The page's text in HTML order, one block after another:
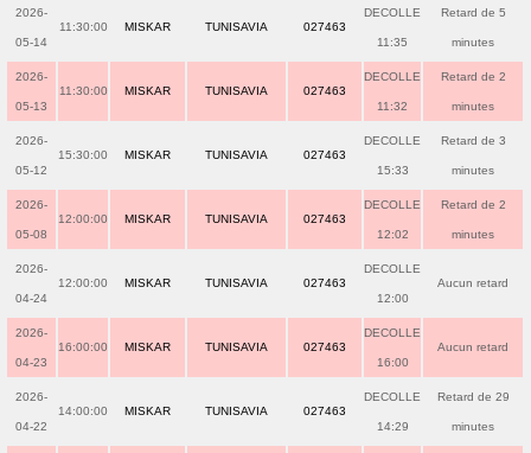
2026-
05-14
11:30:00 MISKAR TUNISAVIA 027463
DECOLLE
11:35
Retard de 5
minutes
2026-
05-13
11:30:00 MISKAR TUNISAVIA 027463
DECOLLE
11:32
Retard de 2
minutes
2026-
05-12
15:30:00 MISKAR TUNISAVIA 027463
DECOLLE
15:33
Retard de 3
minutes
2026-
05-08
12:00:00 MISKAR TUNISAVIA 027463
DECOLLE
12:02
Retard de 2
minutes
2026-
04-24
12:00:00 MISKAR TUNISAVIA 027463
DECOLLE
12:00
Aucun retard
2026-
04-23
16:00:00 MISKAR TUNISAVIA 027463
DECOLLE
16:00
Aucun retard
2026-
04-22
14:00:00 MISKAR TUNISAVIA 027463
DECOLLE
14:29
Retard de 29
minutes